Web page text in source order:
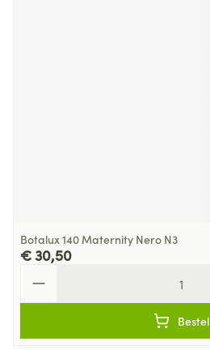
Botalux 140 Maternity Nero N3
€ 30,50
Bestel